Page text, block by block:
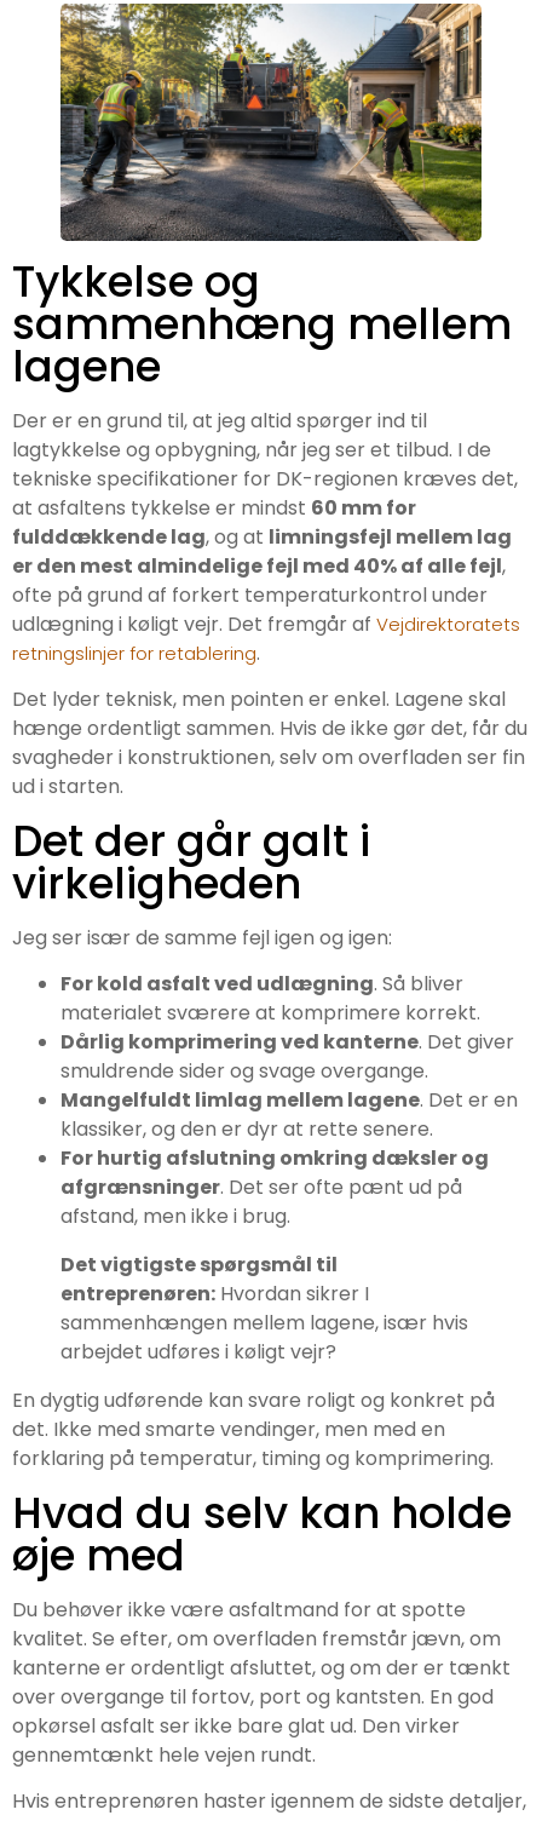
Tykkelse og
sammenhæng mellem
lagene
Der er en grund til, at jeg altid spørger ind til
lagtykkelse og opbygning, når jeg ser et tilbud. I de
tekniske specifikationer for DK-regionen kræves det,
at asfaltens tykkelse er mindst 60 mm for
fulddækkende lag, og at limningsfejl mellem lag
er den mest almindelige fejl med 40% af alle fejl,
ofte på grund af forkert temperaturkontrol under
udlægning i køligt vejr. Det fremgår af Vejdirektoratets
retningslinjer for retablering.
Det lyder teknisk, men pointen er enkel. Lagene skal
hænge ordentligt sammen. Hvis de ikke gør det, får du
svagheder i konstruktionen, selv om overfladen ser fin
ud i starten.
Det der går galt i
virkeligheden
Jeg ser især de samme fejl igen og igen:
For kold asfalt ved udlægning. Så bliver
materialet sværere at komprimere korrekt.
Dårlig komprimering ved kanterne. Det giver
smuldrende sider og svage overgange.
Mangelfuldt limlag mellem lagene. Det er en
klassiker, og den er dyr at rette senere.
For hurtig afslutning omkring dæksler og
afgrænsninger. Det ser ofte pænt ud på
afstand, men ikke i brug.
Det vigtigste spørgsmål til
entreprenøren: Hvordan sikrer I
sammenhængen mellem lagene, især hvis
arbejdet udføres i køligt vejr?
En dygtig udførende kan svare roligt og konkret på
det. Ikke med smarte vendinger, men med en
forklaring på temperatur, timing og komprimering.
Hvad du selv kan holde
øje med
Du behøver ikke være asfaltmand for at spotte
kvalitet. Se efter, om overfladen fremstår jævn, om
kanterne er ordentligt afsluttet, og om der er tænkt
over overgange til fortov, port og kantsten. En god
opkørsel asfalt ser ikke bare glat ud. Den virker
gennemtænkt hele vejen rundt.
Hvis entreprenøren haster igennem de sidste detaljer,